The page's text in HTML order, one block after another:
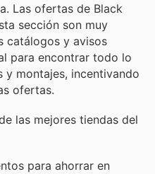
Las ofertas de Black
sección son muy
catálogos y avisos
para encontrar todo lo
y montajes, incentivando
ofertas.
las mejores tiendas del
para ahorrar en